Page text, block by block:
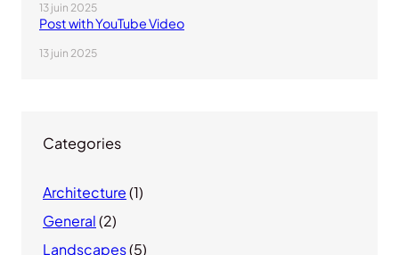
13 juin 2025
Post with YouTube Video
13 juin 2025
Categories
Architecture(1)
General(2)
Landscapes(5)